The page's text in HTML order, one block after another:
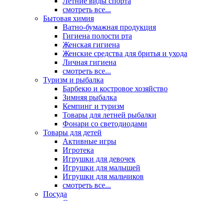
смотреть все...
Бытовая химия
Ватно-бумажная продукция
Гигиена полости рта
Женская гигиена
Женские средства для бритья и ухода
Личная гигиена
смотреть все...
Туризм и рыбалка
Барбекю и костровое хозяйство
Зимняя рыбалка
Кемпинг и туризм
Товары для летней рыбалки
Фонари со светодиодами
Товары для детей
Активные игры
Игротека
Игрушки для девочек
Игрушки для малышей
Игрушки для мальчиков
смотреть все...
Посуда